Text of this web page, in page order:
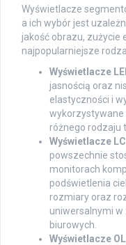
Wyświetlacze
a ich wybór jest
jakość obrazu, zużycie
najpopularniejsze
Wyświetlacze
jasnością oraz
elastyczności i
różnego rodzaju
Wyświetlacze
powszechnie
monitorach
podświetlenia
rozmiary oraz
uniwersalnymi
biurowych.
Wyświetlacze